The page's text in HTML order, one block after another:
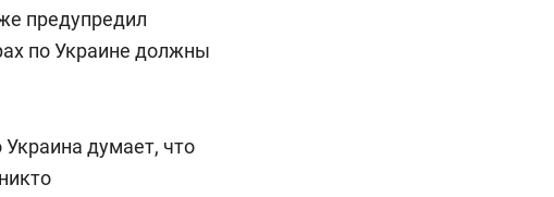
предупредил
по Украине должны
Украина думает, что